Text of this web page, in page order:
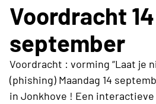
Voordracht 14
september
Voordracht : vorming “Laat je
(phishing) Maandag 14
in Jonkhove ! Een